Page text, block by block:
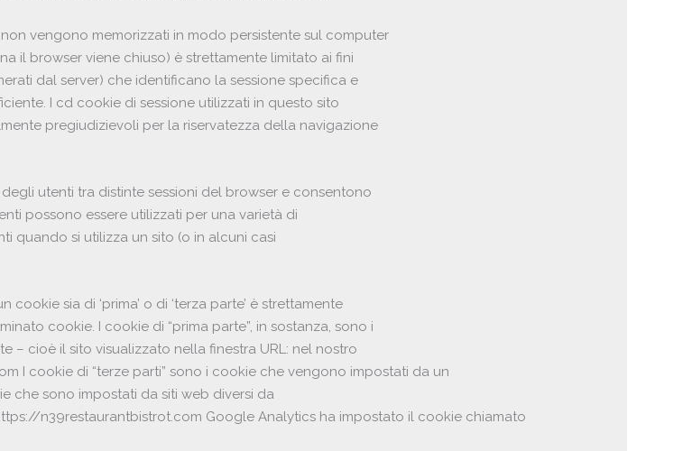
vengono memorizzati in modo persistente sul computer
il browser viene chiuso) è strettamente limitato ai fini
dal server) che identificano la sessione specifica e
I cd cookie di sessione utilizzati in questo sito
pregiudizievoli per la riservatezza della navigazione
utenti tra distinte sessioni del browser e consentono
possono essere utilizzati per una varietà di
quando si utilizza un sito (o in alcuni casi
sia di ‘prima’ o di ‘terza parte’ è strettamente
cookie. I cookie di “prima parte”, in sostanza, sono i
– cioè il sito visualizzato nella finestra URL: nel nostro
I cookie di “terze parti” sono i cookie che vengono impostati da un
che sono impostati da siti web diversi da
n39restaurantbistrot.com Google Analytics ha impostato il cookie chiamato